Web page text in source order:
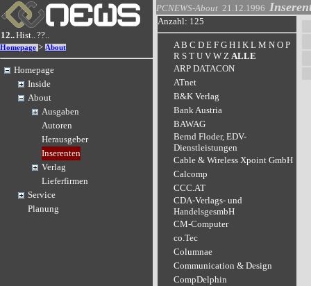
12..Hist..??..
Homepage > About
Homepage
Inside
About
Ausgaben
Autoren
Herausgeber
Inserenten
Verlag
Lieferfirmen
Service
Planung
PCNEWS-About 21.12.1996
Anzahl: 125
A B C D E F G H I K L M N O P
R S T U V W Z ALLE
ARP DATACON
ATnet
B&K Verlag
Bank Austria
BAWAG
Bernd Floder, EDV-
Dienstleistungen
Cable & Wireless Xpoint GmbH
Calcomp
CCC.AT
CDA-Verlags- und
HandelsgesmbH
CM-Computer
co.Tec
Columnae
Communication & Design
CompDelphin